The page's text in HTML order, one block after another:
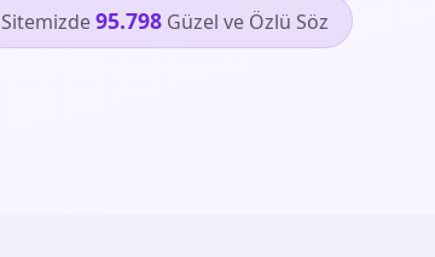
Sitemizde95.798Güzel ve Özlü Söz